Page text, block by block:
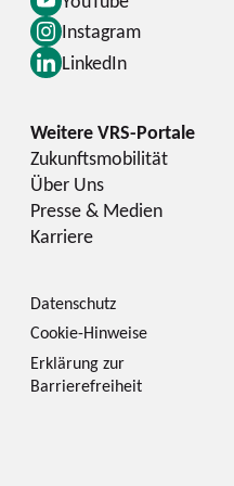
Instagram
LinkedIn
Zukunftsmobilität
Über Uns
Presse & Medien
Karriere
Datenschutz
Cookie-Hinweise
Erklärung zur
Barrierefreiheit